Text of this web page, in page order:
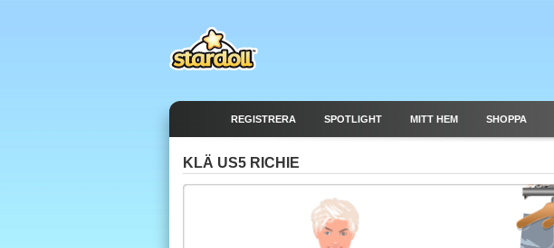
REGISTRERA SPOTLIGHT MITT HEM SHOPPA
KLÄ US5 RICHIE